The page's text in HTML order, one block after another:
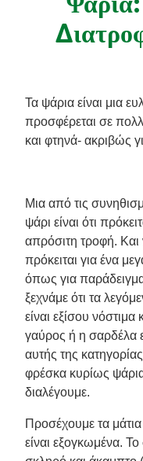
Συνταγές από την
Ψάρια:
Τα ψάρια είναι μια
προσφέρεται σε
και φτηνά- ακριβώς
Μια από τις
ψάρι είναι ότι
απρόσιτη τροφή. Και
πρόκειται για ένα
όπως για
ξεχνάμε ότι τα
είναι εξίσου νόστιμα
γαύρος ή η σαρδέλα
αυτής της
φρέσκα κυρίως
διαλέγουμε.
Προσέχουμε τα
είναι εξογκωμένα.